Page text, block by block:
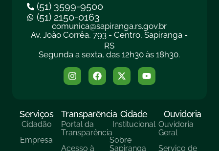
(51) 3599-9500
(51) 2150-0163
comunica@sapiranga.rs.gov.br
Av. João Corrêa, 793 - Centro, Sapiranga -
RS
Segunda a sexta, das 12h30 às 18h30.
Serviços
Cidadão
Empresa
Transparência
Portal da
Transparência
Acesso à
Cidade
Institucional
Sobre
Sapiranga
Ouvidoria
Ouvidoria
Geral
Serviço de